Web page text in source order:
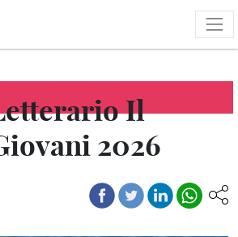
Il
2026